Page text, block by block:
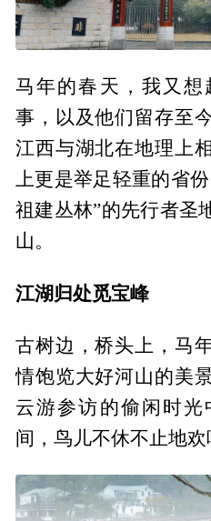
马年的春天，我又
事，以及他们留存至
江西与湖北在地理上
上更是举足轻重的省
祖建丛林”的先行者圣
山。
江湖归处觅宝峰
古树边，桥头上，马
情饱览大好河山的美
云游参访的偷闲时
间，鸟儿不休不止地欢